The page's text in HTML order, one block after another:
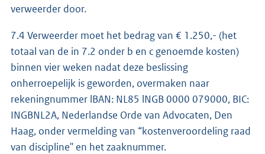
verweerder door.
7.4 Verweerder moet het bedrag van € 1.250,- (het
totaal van de in 7.2 onder b en c genoemde kosten)
binnen vier weken nadat deze beslissing
onherroepelijk is geworden, overmaken naar
rekeningnummer lBAN: NL85 lNGB 0000 079000, BIC:
INGBNL2A, Nederlandse Orde van Advocaten, Den
Haag, onder vermelding van “kostenveroordeling raad
van discipline" en het zaaknummer.